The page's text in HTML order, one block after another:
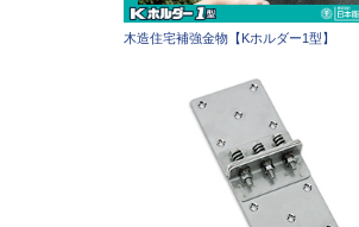
木造住宅補強金物【Kホルダー1型】